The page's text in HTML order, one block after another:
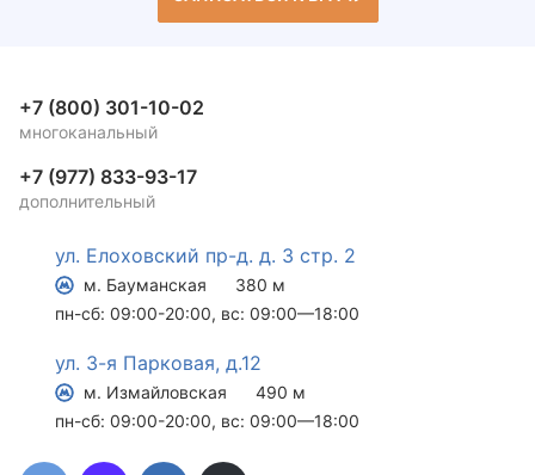
+7 (800) 301-10-02
многоканальный
+7 (977) 833-93-17
дополнительный
ул. Елоховский пр-д. д. 3 стр. 2
м. Бауманская
380 м
пн-сб: 09:00-20:00, вс: 09:00—18:00
ул. 3-я Парковая, д.12
м. Измайловская
490 м
пн-сб: 09:00-20:00, вс: 09:00—18:00